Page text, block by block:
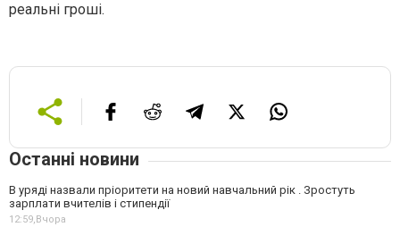
реальні гроші.
Останні новини
В уряді назвали пріоритети на новий навчальний рік . Зростуть
зарплати вчителів і стипендії
12:59, Вчора